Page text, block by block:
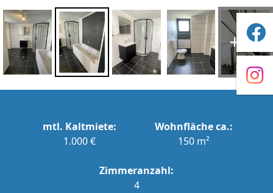
+25
mtl. Kaltmiete:
1.000 €
Wohnfläche ca.:
150 m²
Zimmeranzahl:
4